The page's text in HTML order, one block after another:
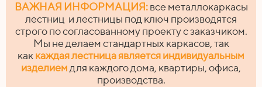
ВАЖНАЯ ИНФОРМАЦИЯ: все металлокаркасы
лестниц и лестницы под ключ производятся
строго по согласованному проекту с заказчиком.
Мы не делаем стандартных каркасов, так
каккаждая лестница является индивидуальным
изделиемдля каждого дома, квартиры, офиса,
производства.